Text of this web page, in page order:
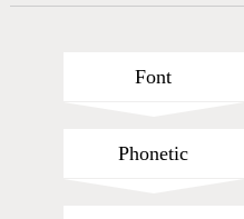
Cang-Jie Query
Font
Phonetic